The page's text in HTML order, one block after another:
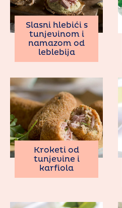
Slasni hlebići s
tunjevinom i
namazom od
leblebija
Kroketi od
tunjevine i
karfiola